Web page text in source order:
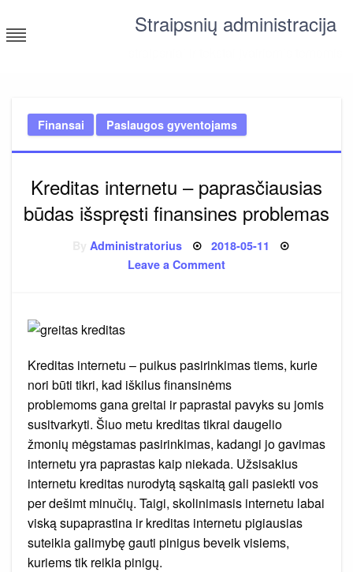
to
content
Straipsnių administracija
Finansai Paslaugos gyventojams
Kreditas internetu – paprasčiausias
būdas išspręsti finansines problemas
Administratorius Posted
2018-05-11
Leave a Commenton
Kreditas internetu – puikus pasirinkimas tiems, kurie
nori būti tikri, kad iškilus finansinėms
problemoms gana greitai ir paprastai pavyks su jomis
susitvarkyti. Šiuo metu kreditas tikrai daugelio
žmonių mėgstamas pasirinkimas, kadangi jo gavimas
internetu yra paprastas kaip niekada. Užsisakius
internetu kreditas nurodytą sąskaitą gali pasiekti vos
per dešimt minučių. Taigi, skolinimasis internetu labai
viską supaprastina ir kreditas internetu pigiausias
suteikia galimybę gauti pinigus beveik visiems,
kuriems tik reikia pinigų.